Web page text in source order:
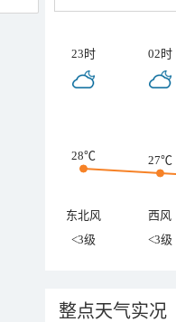
23时 02时
28℃ 27℃
东北风 西风
<3级
<3级
整点天气实况